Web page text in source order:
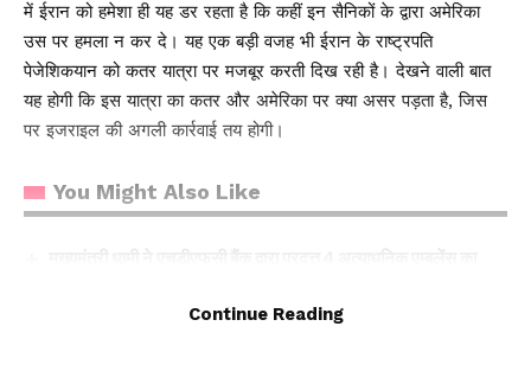
में ईरान को हमेशा ही यह डर रहता है कि कहीं इन सैनिकों के द्वारा अमेरिका
उस पर हमला न कर दे। यह एक बड़ी वजह भी ईरान के राष्ट्रपति
पेजेशिकयान को कतर यात्रा पर मजबूर करती दिख रही है। देखने वाली बात
यह होगी कि इस यात्रा का कतर और अमेरिका पर क्या असर पड़ता है, जिस
पर इजराइल की अगली कार्रवाई तय होगी।
You Might Also Like
अगले एक साल में पूरे होंगे राज्य के कई महत्वपूर्ण इंफ्रा प्रोजेक्ट – मुख्यमंत्री
Continue Reading